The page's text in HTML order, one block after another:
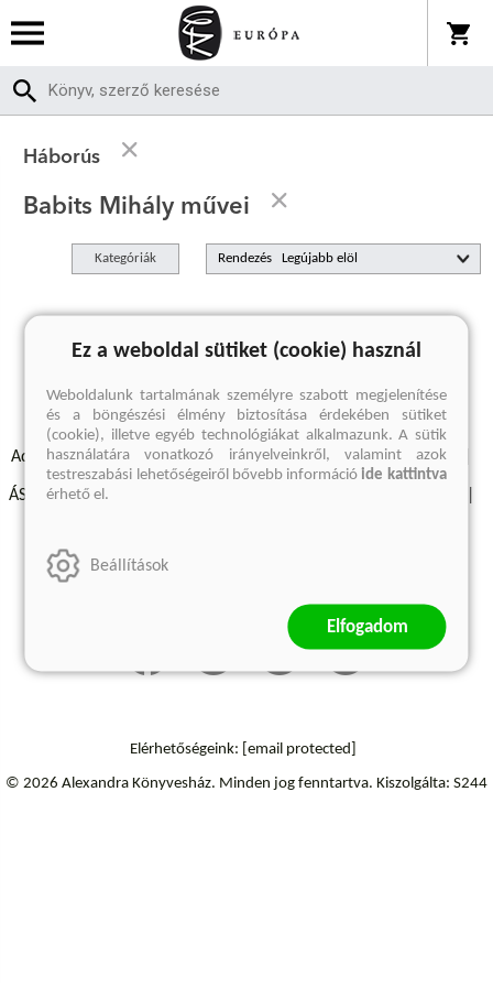
Háborús
Babits Mihály művei
Kategóriák Rendezés
A keresett kifejezésre nincs találat
Adatvédelmi szabályzatok Elállási felmondási nyilatkozat
ÁSZF - Vásárlási feltételek
Szállítási információk
Elérhetőségeink: [email protected]
© 2026 Alexandra Könyvesház. Minden jog fenntartva. Kiszolgálta: S244
Ez a weboldal sütiket (cookie) használ
Weboldalunk tartalmának személyre szabott megjelenítése
és a böngészési élmény biztosítása érdekében sütiket
(cookie), illetve egyéb technológiákat alkalmazunk. A sütik
használatára vonatkozó irányelveinkről, valamint azok
testreszabási lehetőségeiről bővebb információide kattintva
érhető el.
Beállítások
Elfogadom